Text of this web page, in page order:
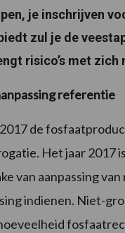
je inschrijven
zul je de
risico’s met zich
referentie
de
Het jaar 2017
van aanpassing
indienen. Niet-